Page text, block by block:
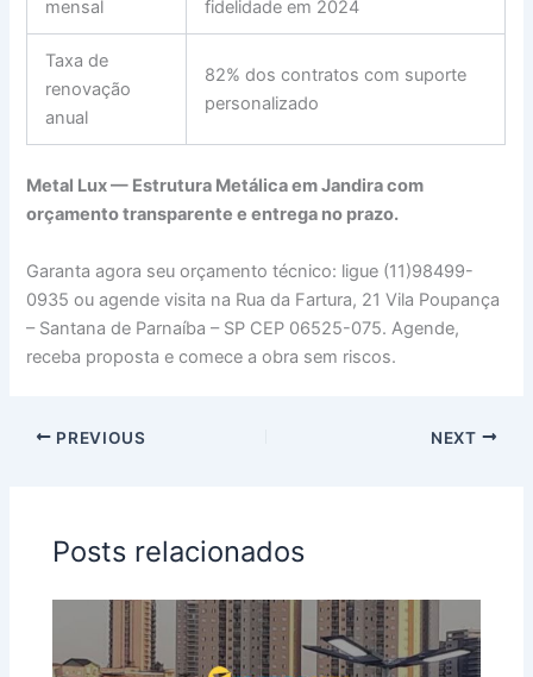
mensal
fidelidade em 2024
Taxa de
renovação
anual
82% dos contratos com suporte
personalizado
Metal Lux — Estrutura Metálica em Jandiracom
orçamento transparente e entrega no prazo.
Garanta agora seu orçamento técnico: ligue (11)98499-
0935 ou agende visita na Rua da Fartura, 21 Vila Poupança
– Santana de Parnaíba – SP CEP 06525-075. Agende,
receba proposta e comece a obra sem riscos.
PREVIOUS NEXT
Posts relacionados